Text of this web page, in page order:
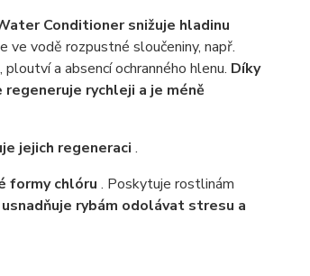
Conditioner snižuje hladinu
ve vodě rozpustné sloučeniny, např.
a absencí ochranného hlenu. Díky
rychleji a je méně
jejich regeneraci .
formy chlóru . Poskytuje rostlinám
rybám odolávat stresu a